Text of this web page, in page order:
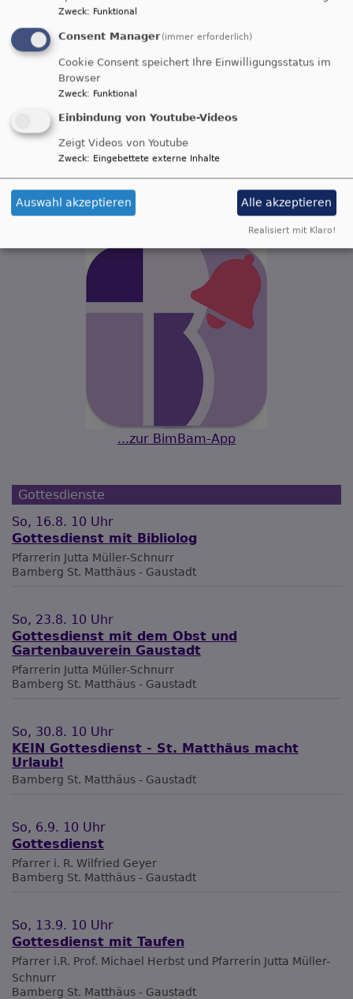
Unterstützung im Alltag
...zur BimBam-App
Gottesdienste
So, 16.8. 10 Uhr
Gottesdienst mit Bibliolog
Pfarrerin Jutta Müller-Schnurr
Bamberg St. Matthäus - Gaustadt
So, 23.8. 10 Uhr
Gottesdienst mit dem Obst und
Gartenbauverein Gaustadt
Pfarrerin Jutta Müller-Schnurr
Bamberg St. Matthäus - Gaustadt
So, 30.8. 10 Uhr
KEIN Gottesdienst - St. Matthäus macht
Urlaub!
Bamberg St. Matthäus - Gaustadt
So, 6.9. 10 Uhr
Gottesdienst
Pfarrer i. R. Wilfried Geyer
Bamberg St. Matthäus - Gaustadt
So, 13.9. 10 Uhr
Gottesdienst mit Taufen
Pfarrer i.R. Prof. Michael Herbst und Pfarrerin Jutta Müller-
Schnurr
Bamberg St. Matthäus - Gaustadt
Zweck: Funktional
Consent Manager (immer erforderlich)
Cookie Consent speichert Ihre Einwilligungsstatus im
Browser
Zweck: Funktional
Einbindung von Youtube-Videos
Zeigt Videos von Youtube
Zweck: Eingebettete externe Inhalte
Auswahl akzeptieren Alle akzeptieren
Realisiert mit Klaro!